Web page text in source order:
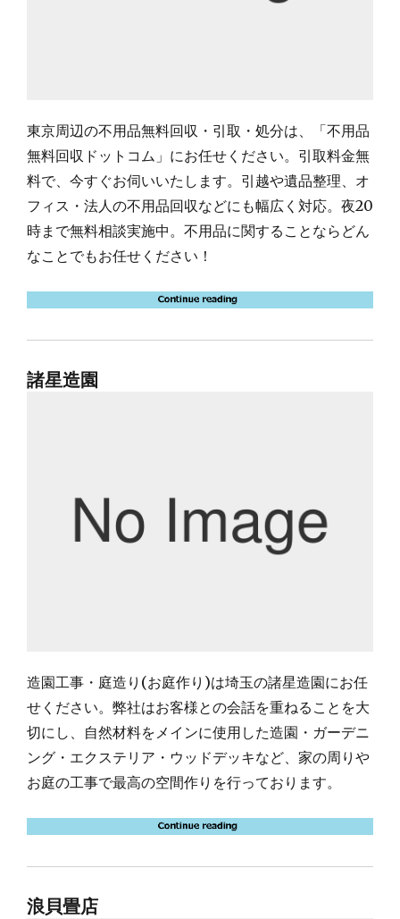
東京周辺の不用品無料回収・引取・処分は、「不用品
無料回収ドットコム」にお任せください。引取料金無
料で、今すぐお伺いいたします。引越や遺品整理、オ
フィス・法人の不用品回収などにも幅広く対応。夜20
時まで無料相談実施中。不用品に関することならどん
なことでもお任せください！
諸星造園
造園工事・庭造り(お庭作り)は埼玉の諸星造園にお任
せください。弊社はお客様との会話を重ねることを大
切にし、自然材料をメインに使用した造園・ガーデニ
ング・エクステリア・ウッドデッキなど、家の周りや
お庭の工事で最高の空間作りを行っております。
浪貝畳店